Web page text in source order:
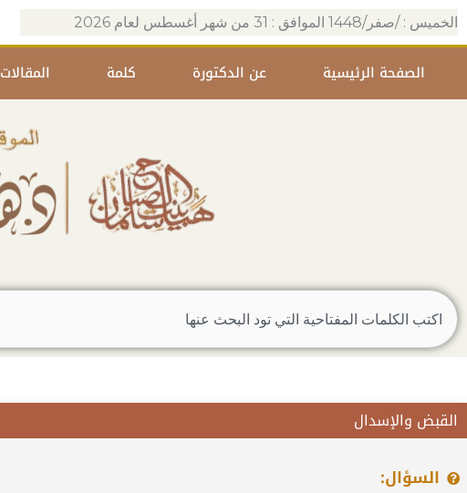
تخطي
المحتوى
الخميس : /صفر/1448 الموافق : 31 من شهر أغسطس لعام 2026
الصفحة الرئيسية عن الدكتورة كلمة المقالات
Search
القبض والإسدال
السؤال: